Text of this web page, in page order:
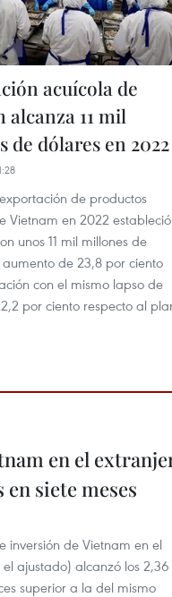
acuícola de
alcanza 11 mil
de dólares en 2022
de productos
Vietnam en 2022 estableció
unos 11 mil millones de
de 23,8 por ciento
con el mismo lapso de
por ciento respecto al
en el
siete meses
inversión de Vietnam en el
ajustado) alcanzó los
superior a la del mismo